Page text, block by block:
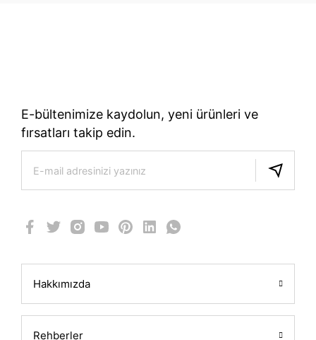
E-bültenimize kaydolun, yeni ürünleri ve
fırsatları takip edin.
Hakkımızda
Rehberler